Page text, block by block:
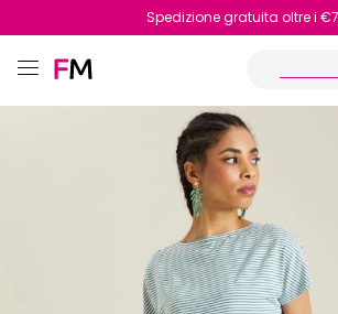
Reso facile e veloce
Spedizione gratuita oltre i